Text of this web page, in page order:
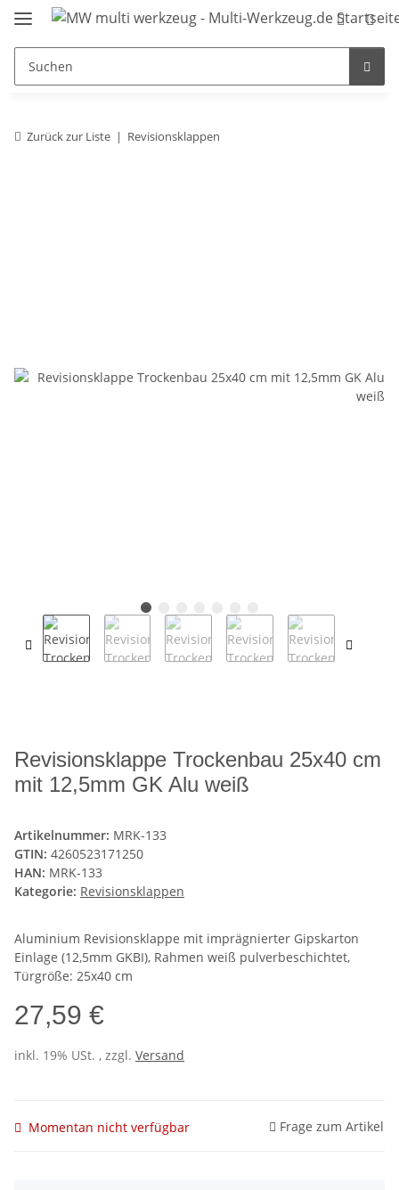
Zurück zur Liste Revisionsklappen
Revisionsklappe Trockenbau 25x40 cm
mit 12,5mm GK Alu weiß
Artikelnummer: MRK-133
GTIN: 4260523171250
HAN: MRK-133
Kategorie: Revisionsklappen
Aluminium Revisionsklappe mit imprägnierter Gipskarton
Einlage (12,5mm GKBI), Rahmen weiß pulverbeschichtet,
Türgröße: 25x40 cm
27,59 €
inkl. 19% USt. , zzgl. Versand
Momentan nicht verfügbar Frage zum Artikel